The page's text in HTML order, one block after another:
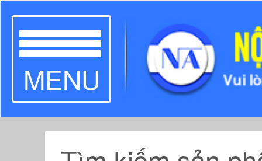
TOGGLE
NAVIGATION
MENU